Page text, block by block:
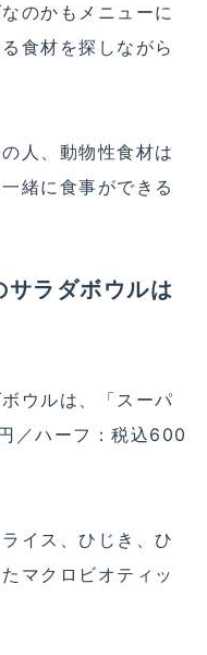
のかもメニューに
食材を探しながら
人、動物性食材は
緒に食事ができる
サラダボウルは
ウルは、「スーパ
／ハーフ：税込600
イス、ひじき、ひ
マクロビオティッ